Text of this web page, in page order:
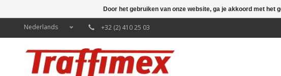
Nederlands +32 (2) 410 25 03
Door het gebruiken van onze website, ga je akkoord met